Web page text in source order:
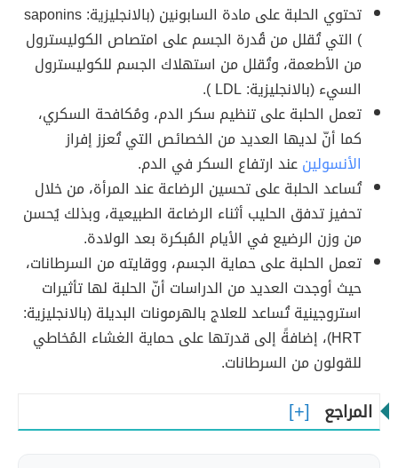
تحتوي الحلبة على مادة السابونين (بالانجليزية: saponins
) التي تُقلل من قُدرة الجسم على امتصاص الكوليسترول
من الأطعمة، وتُقلل من استهلاك الجسم للكوليسترول
السيء (بالانجليزية: LDL ).
تعمل الحلبة على تنظيم سكر الدم، ومُكافحة السكري،
كما أنّ لديها العديد من الخصائص التي تُعزز إفراز
الأنسولينعند ارتفاع السكر في الدم.
تُساعد الحلبة على تحسين الرضاعة عند المرأة، من خلال
تحفيز تدفق الحليب أثناء الرضاعة الطبيعية، وبذلك يُحسن
من وزن الرضيع في الأيام المُبكرة بعد الولادة.
تعمل الحلبة على حماية الجسم، ووقايته من السرطانات،
حيث أوجدت العديد من الدراسات أنّ الحلبة لها تأثيرات
استروجينية تُساعد للعلاج بالهرمونات البديلة (بالانجليزية:
HRT)، إضافةً إلى قدرتها على حماية الغشاء المُخاطي
للقولون من السرطانات.
المراجع